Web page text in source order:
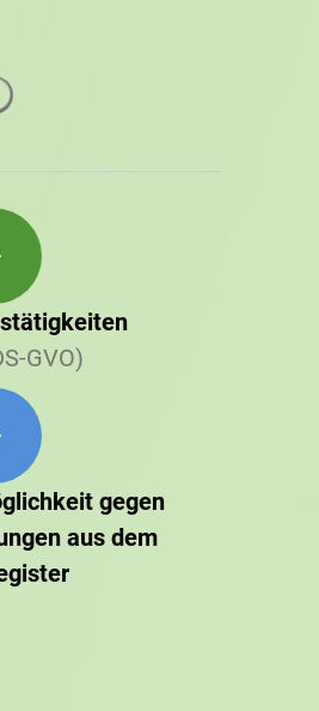
GVO)
gegen
aus dem